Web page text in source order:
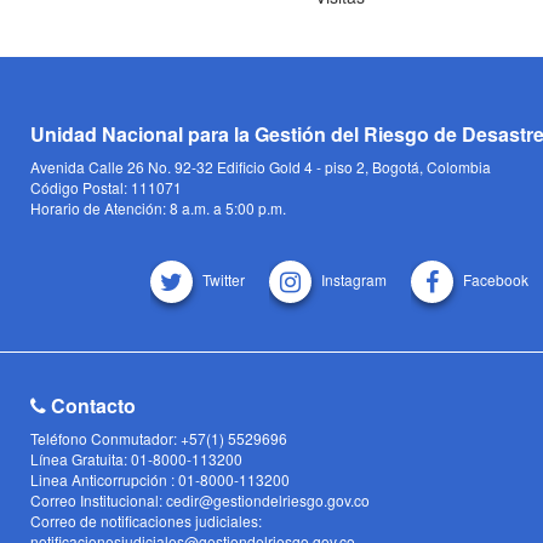
Unidad Nacional para la Gestión del Riesgo de
Avenida Calle 26 No. 92-32 Edificio Gold 4 - piso 2, Bogotá, Colombia
Código Postal: 111071
Horario de Atención: 8 a.m. a 5:00 p.m.
Twitter Instagram Facebook
Contacto
Teléfono Conmutador: +57(1) 5529696
Línea Gratuita: 01-8000-113200
Linea Anticorrupción : 01-8000-113200
Correo Institucional: cedir@gestiondelriesgo.gov.co
Correo de notificaciones judiciales: